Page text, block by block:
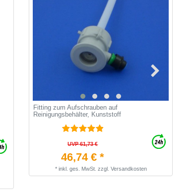
Fitting zum Aufschrauben auf
Reinigungsbehälter, Kunststoff
UVP 61,73 €
46,74 € *
* inkl. ges. MwSt. zzgl. Versandkosten